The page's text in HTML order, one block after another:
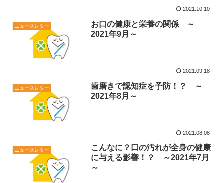
2021.10.10
ニュースレター
お口の健康と栄養の関係 ～
2021年9月～
2021.09.18
ニュースレター
歯磨きで認知症を予防！？ ～
2021年8月～
2021.08.08
ニュースレター
こんなに？口の汚れが全身の健康
に与える影響！？ ～2021年7月
～